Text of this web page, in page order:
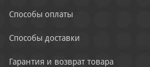
Способы оплаты
Способы доставки
Гарантия и возврат товара